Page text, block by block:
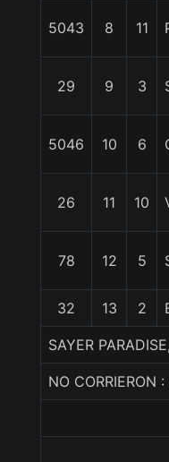
5043 8 11
29 9 3
5046 10 6
26 11 10
78 12 5
32 13 2
SAYER
NO CORRIERON